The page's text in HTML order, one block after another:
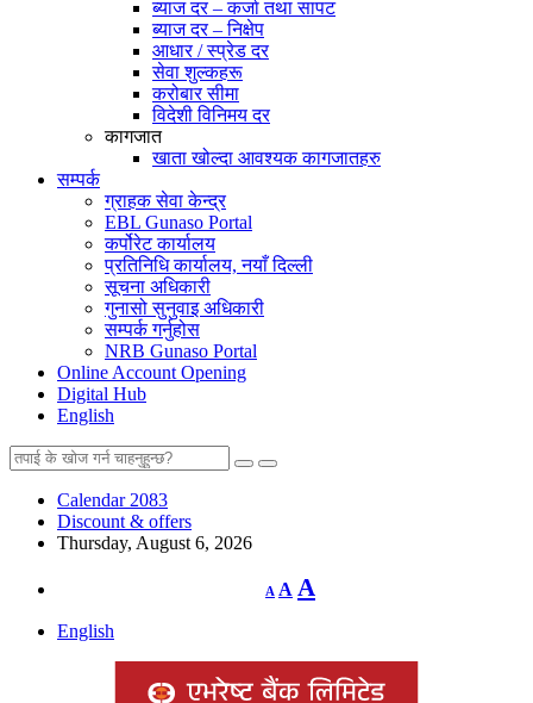
ब्याज दर – कर्जा तथा सापट
ब्याज दर – निक्षेप
आधार / स्प्रेड दर
सेवा शुल्कहरू
करोबार सीमा
विदेशी विनिमय दर
कागजात
खाता खोल्दा आवश्यक कागजातहरु
सम्पर्क
ग्राहक सेवा केन्द्र
EBL Gunaso Portal
कर्पोरेट कार्यालय
प्रतिनिधि कार्यालय, नयाँ दिल्ली
सूचना अधिकारी
गुनासो सुनुवाइ अधिकारी
सम्पर्क गर्नुहोस
NRB Gunaso Portal
Online Account Opening
Digital Hub
English
Calendar 2083
Discount & offers
Thursday, August 6, 2026
A
Decrease
font
A Reset
font
A
English